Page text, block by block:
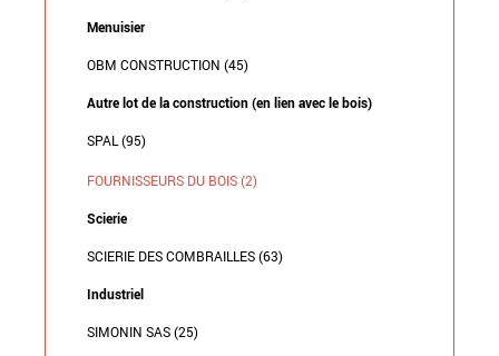
Menuisier
OBM CONSTRUCTION (45)
Autre lot de la construction (en lien avec le bois)
SPAL (95)
FOURNISSEURS DU BOIS (2)
Scierie
SCIERIE DES COMBRAILLES (63)
Industriel
SIMONIN SAS (25)